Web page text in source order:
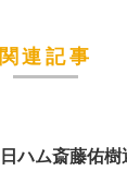
関連記事
日ハム斎藤佑